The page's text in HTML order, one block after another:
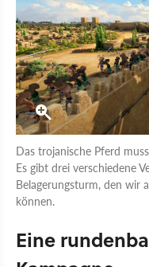
Das trojanische Pferd
Es gibt drei verschiedene
Belagerungsturm, den wir
können.
Eine